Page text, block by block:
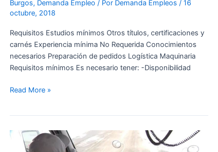
Burgos, Demanda Empleo / Por Demanda Empleos / 16
octubre, 2018
Requisitos Estudios mínimos Otros títulos, certificaciones y
carnés Experiencia mínima No Requerida Conocimientos
necesarios Preparación de pedidos Logística Maquinaria
Requisitos mínimos Es necesario tener: -Disponibilidad
Read More »
Chófer